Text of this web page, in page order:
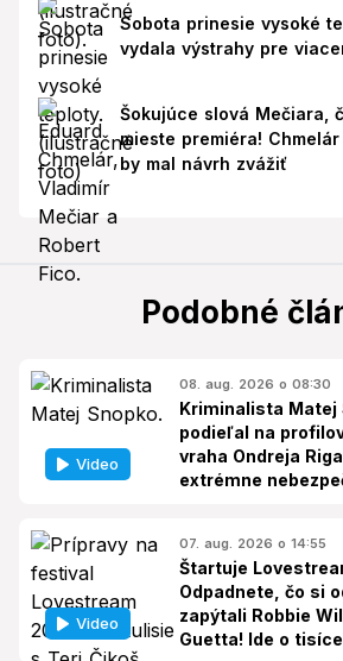
Sobota prinesie vysoké
vydala výstrahy pre
Šokujúce slová Mečiara,
mieste premiéra!
by mal návrh zvážiť
Podobné
Video
08. aug. 2026 o 08:30
Kriminalista Matej
podieľal na
vraha Ondreja
extrémne
Video
07. aug. 2026 o 14:55
Štartuje
Odpadnete, čo si
zapýtali Robbie
Guetta! Ide o tisíce